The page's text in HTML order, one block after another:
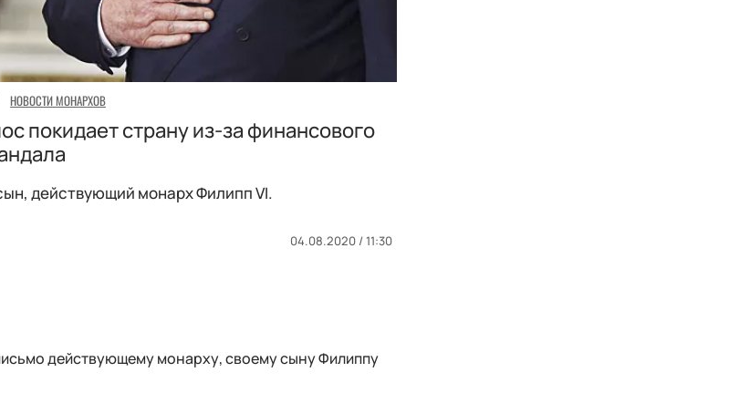
НОВОСТИ МОНАРХОВ
покидает страну из-за финансового
действующий монарх Филипп VI.
04.08.2020 / 11:30
действующему монарху, своему сыну Филиппу